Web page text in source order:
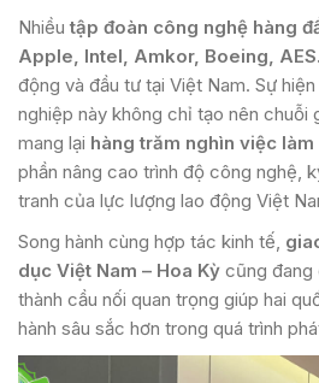
Nhiềutập đoàn công nghệ hàng
Apple, Intel, Amkor, Boeing,
động và đầu tư tại Việt Nam. Sự
nghiệp này không chỉ tạo nên chuỗi
mang lại hàng trăm nghìn việc
phần nâng cao trình độ công nghệ,
tranh của lực lượng lao động Việt
Song hành cùng hợp tác kinh tế,
dục Việt Nam – Hoa Kỳ cũng đang
thành cầu nối quan trọng giúp hai
hành sâu sắc hơn trong quá trình